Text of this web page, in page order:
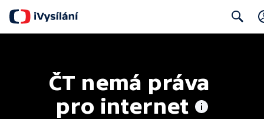
ČT nemá práva
pro internet